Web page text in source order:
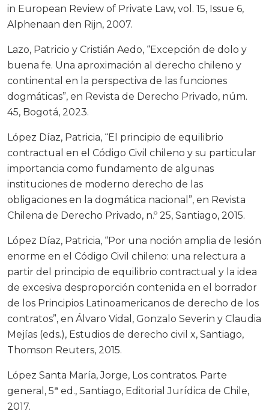
in European Review of Private Law, vol. 15, Issue 6,
Alphenaan den Rijn, 2007.
Lazo, Patricio y Cristián Aedo, “Excepción de dolo y
buena fe. Una aproximación al derecho chileno y
continental en la perspectiva de las funciones
dogmáticas”, en Revista de Derecho Privado, núm.
45, Bogotá, 2023.
López Díaz, Patricia, “El principio de equilibrio
contractual en el Código Civil chileno y su particular
importancia como fundamento de algunas
instituciones de moderno derecho de las
obligaciones en la dogmática nacional”, en Revista
Chilena de Derecho Privado, n.º 25, Santiago, 2015.
López Díaz, Patricia, “Por una noción amplia de lesión
enorme en el Código Civil chileno: una relectura a
partir del principio de equilibrio contractual y la idea
de excesiva desproporción contenida en el borrador
de los Principios Latinoamericanos de derecho de los
contratos”, en Álvaro Vidal, Gonzalo Severin y Claudia
Mejías (eds.), Estudios de derecho civil x, Santiago,
Thomson Reuters, 2015.
López Santa María, Jorge, Los contratos. Parte
general, 5ª ed., Santiago, Editorial Jurídica de Chile,
2017.